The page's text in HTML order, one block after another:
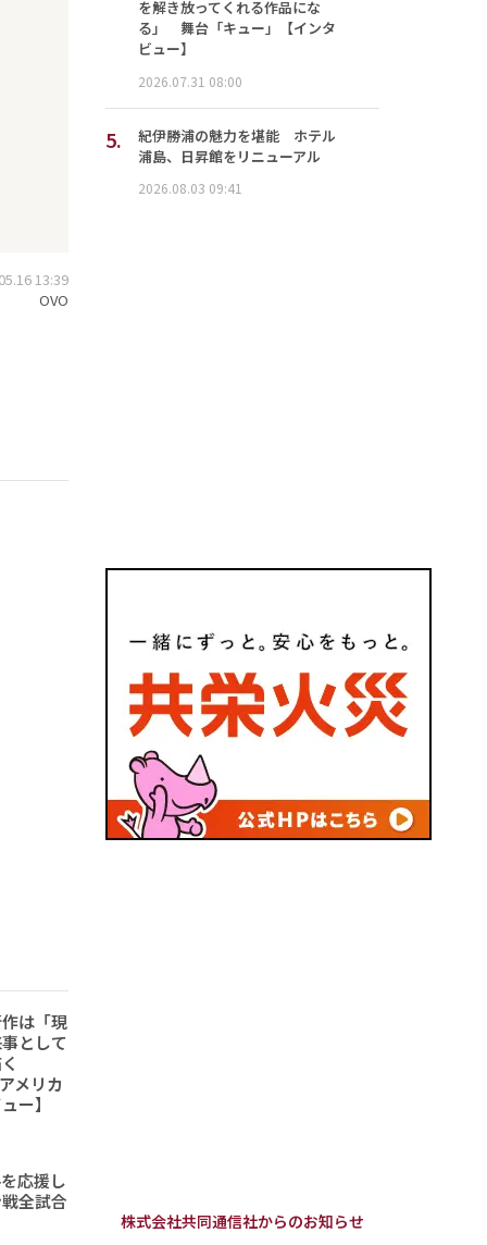
13:39
OVO
は「現
として
く
メリカ
ー】
応援し
全試合
を解き放ってくれる作品にな
る」 舞台「キュー」【インタ
ビュー】
2026.07.31 08:00
5.
紀伊勝浦の魅力を堪能 ホテル
浦島、日昇館をリニューアル
2026.08.03 09:41
株式会社共同通信社からのお知らせ